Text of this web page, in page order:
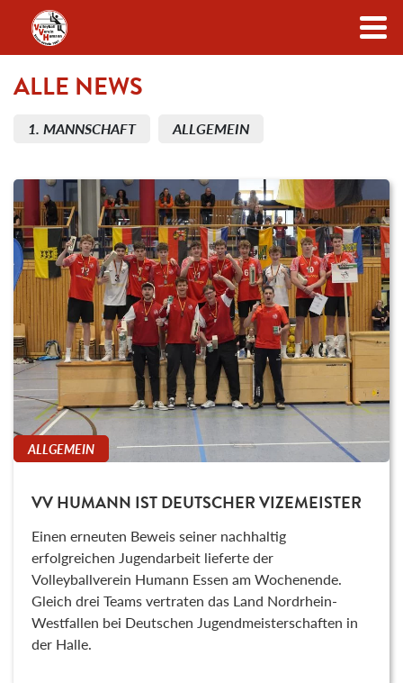
Zum Inhalt
ALLE NEWS
1. MANNSCHAFT ALLGEMEIN
ALLGEMEIN
VV HUMANN IST DEUTSCHER VIZEMEISTER
Einen erneuten Beweis seiner nachhaltig
erfolgreichen Jugendarbeit lieferte der
Volleyballverein Humann Essen am Wochenende.
Gleich drei Teams vertraten das Land Nordrhein-
Westfallen bei Deutschen Jugendmeisterschaften in
der Halle.